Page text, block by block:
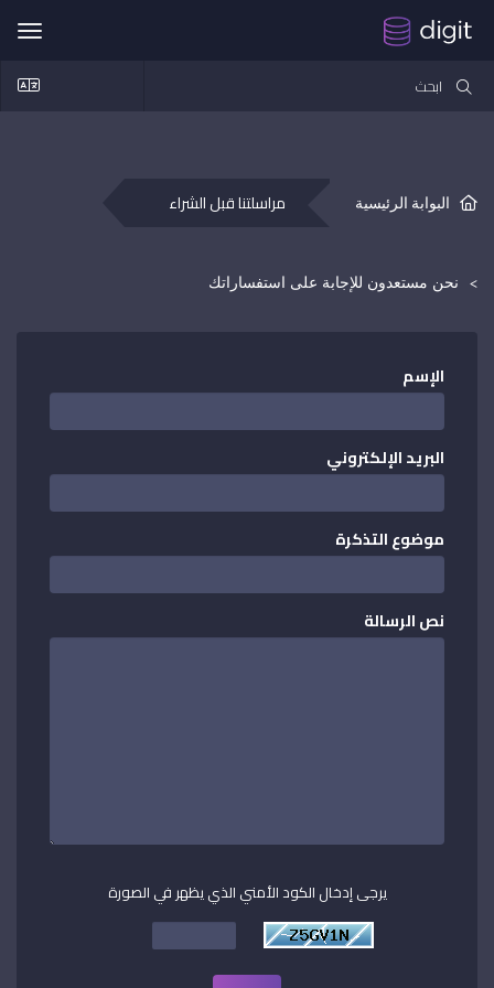
البوابة الرئيسية مراسلتنا قبل الشراء
نحن مستعدون للإجابة على استفساراتك
الإسم
البريد الإلكتروني
موضوع التذكرة
نص الرسالة
يرجى إدخال الكود الأمني الذي يظهر في الصورة